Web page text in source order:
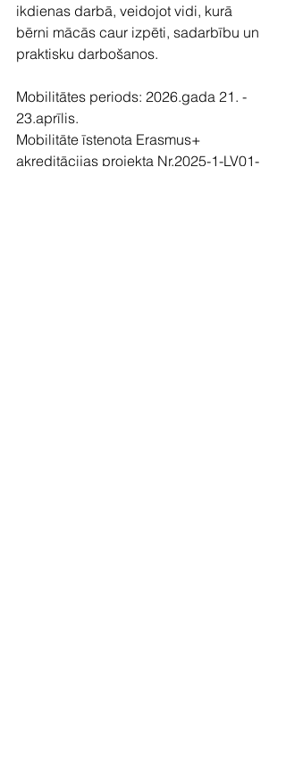
ikdienas darbā, veidojot vidi, kurā
bērni mācās caur izpēti, sadarbību un
praktisku darbošanos.
Mobilitātes periods: 2026.gada 21. -
23.aprīlis.
Mobilitāte īstenota Erasmus+
akreditācijas projekta Nr.2025-1-LV01-